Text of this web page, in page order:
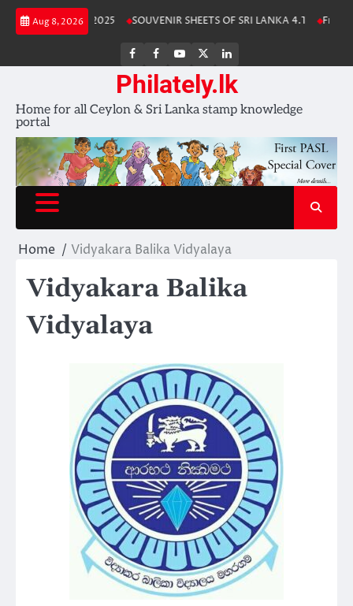
Skip
Aug 8, 2026
Stamp Album 2025 SOUVENIR SHEETS OF SRI LANKA 4.1 Free
FB
FB
group
Youtube
Channel
page
LinkedIn
Philately.lk
Home for all Ceylon & Sri Lanka stamp knowledge
portal
Home Vidyakara Balika Vidyalaya
Vidyakara Balika
Vidyalaya